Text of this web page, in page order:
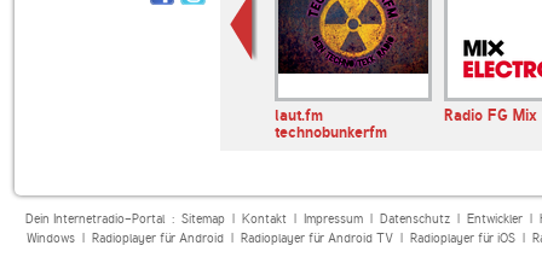
laut.fm
technobunkerfm
Radio FG
Dein Internetradio-Portal : Sitemap| Kontakt| Impressum| Datenschutz| Entwickler|
Windows| Radioplayer für Android| Radioplayer für Android TV| Radioplayer für iOS|